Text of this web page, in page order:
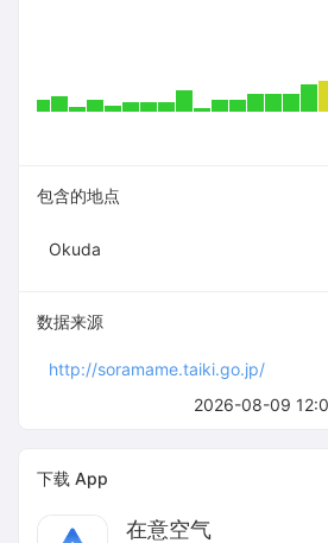
2026-08-09
包含的地点
Okuda
数据来源
http://soramame.taiki.go.jp/
下载 App
在意空气